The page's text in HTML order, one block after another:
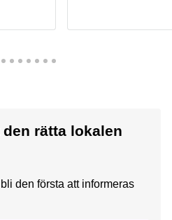
rätta lokalen
den första att informeras